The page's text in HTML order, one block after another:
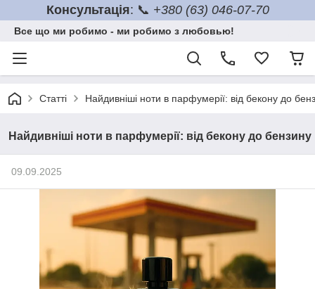
Консультація: 📞 +380 (63) 046-07-70
Все що ми робимо - ми робимо з любовью!
Статті Найдивніші ноти в парфумерії: від бекону до
Найдивніші ноти в парфумерії: від бекону до бензину
09.09.2025